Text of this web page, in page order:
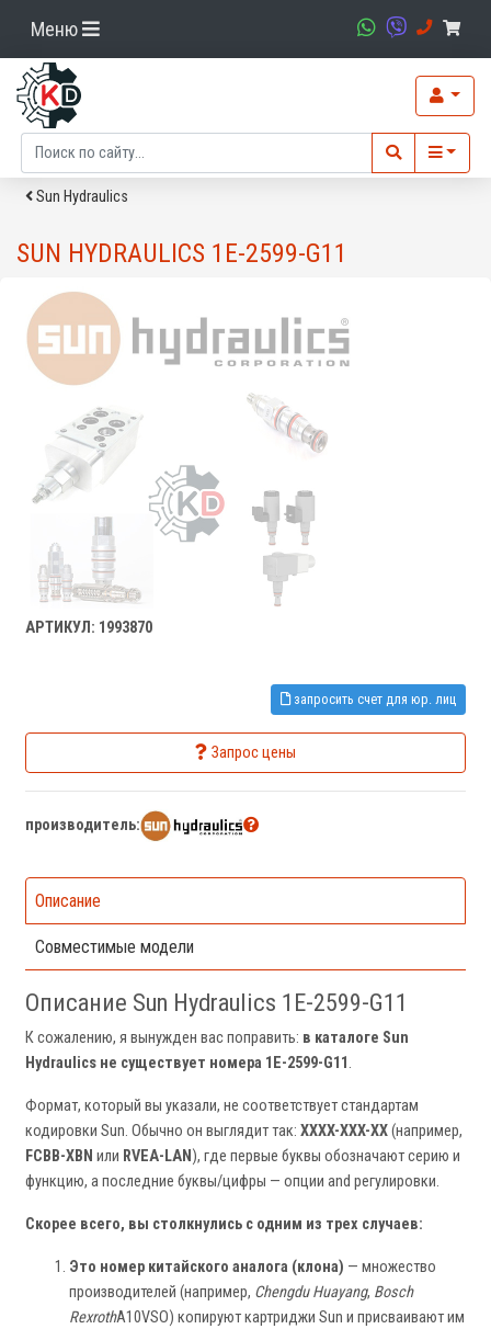
Меню
Sun Hydraulics
SUN HYDRAULICS 1E-2599-G11
АРТИКУЛ: 1993870
запросить счет для юр. лиц
Запрос цены
производитель:
Описание
Совместимые модели
Описание Sun Hydraulics 1E-2599-G11
К сожалению, я вынужден вас поправить: в каталоге Sun
Hydraulics не существует номера 1E-2599-G11 .
Формат, который вы указали, не соответствует стандартам
кодировки Sun. Обычно он выглядит так: XXXX-XXX-XX(например,
FCBB-XBN или RVEA-LAN ), где первые буквы обозначают серию и
функцию, а последние буквы/цифры — опции and регулировки.
Скорее всего, вы столкнулись с одним из трех случаев:
Это номер китайского аналога (клона) — множество
производителей (например, Chengdu Huayang, Bosch
RexrothA10VSO) копируют картриджи Sun и присваивают им